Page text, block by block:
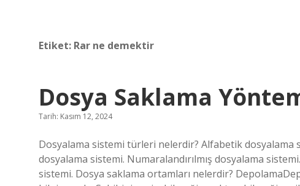
Etiket: Rar ne demektir
Dosya Saklama
Tarih: Kasım 12, 2024
Dosyalama sistemi türleri nelerdir? Alfabetik dosyalama
dosyalama sistemi. Numaralandırılmış dosyalama
sistemi. Dosya saklama ortamları nelerdir?